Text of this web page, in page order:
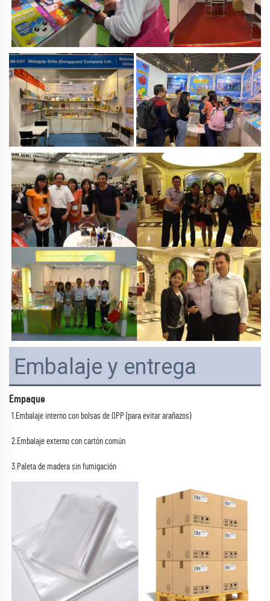
Embalaje y entrega
Empaque
1.Embalaje interno con bolsas de OPP (para evitar arañazos)
2.Embalaje externo con cartón común
3.Paleta de madera sin fumigación